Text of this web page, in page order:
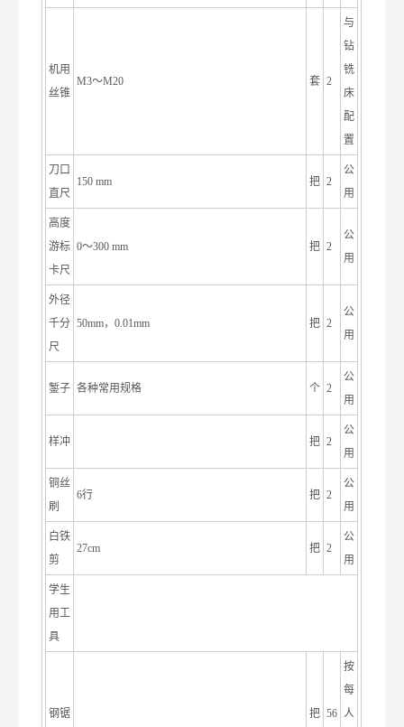
机用
丝锥
M3～M20 套 2
与
钻
铣
床
配
置
刀口
直尺
150 mm 把 2
公
用
高度
游标
卡尺
0～300 mm 把 2
公
用
外径
千分
尺
50mm，0.01mm 把 2
公
用
錾子 各种常用规格 个 2
公
用
样冲 把 2
公
用
铜丝
刷
6行 把 2
公
用
白铁
剪
27cm 把 2
公
用
学生
用工
具
钢锯 把 56
按
每
人